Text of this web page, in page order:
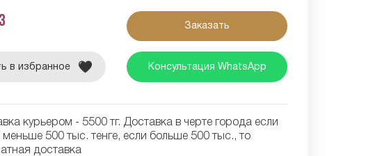
Заказать
в избранное Консультация WhatsApp
курьером - 5500 тг. Доставка в черте города если
меньше 500 тыс. тенге, если больше 500 тыс., то
доставка